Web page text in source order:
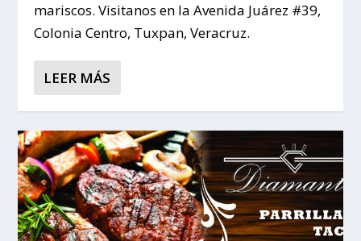
mariscos. Visitanos en la Avenida Juárez #39,
Colonia Centro, Tuxpan, Veracruz.
LEER MÁS